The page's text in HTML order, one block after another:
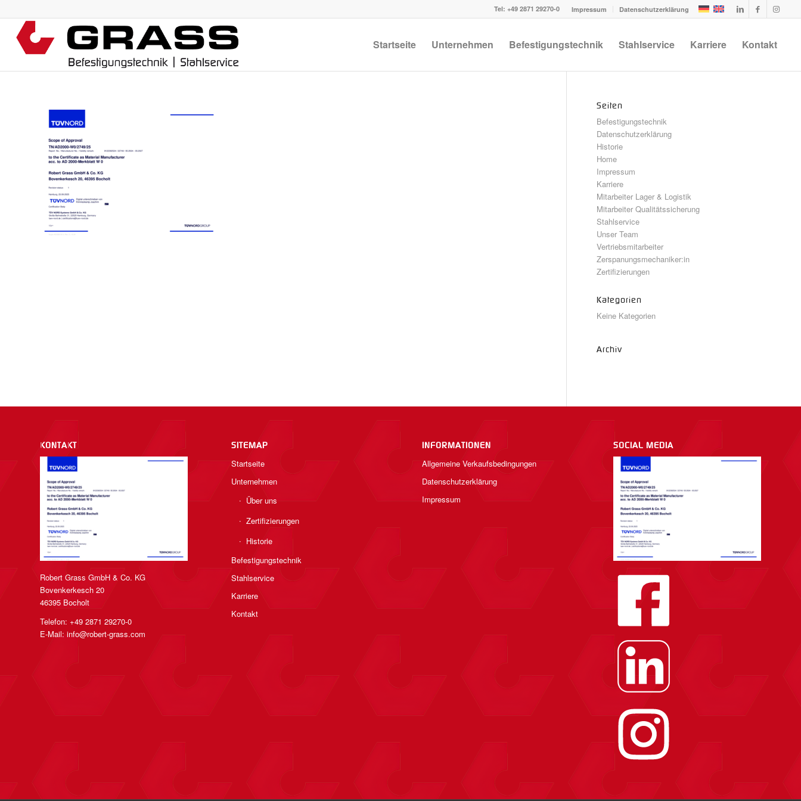
Impressum Datenschutzerklärung
Tel: +49 2871 29270-0
Startseite Unternehmen Befestigungstechnik Stahlservice Karriere Kontakt
Seiten
Befestigungstechnik
Datenschutzerklärung
Historie
Home
Impressum
Karriere
Mitarbeiter Lager & Logistik
Mitarbeiter Qualitätssicherung
Stahlservice
Unser Team
Vertriebsmitarbeiter
Zerspanungsmechaniker:in
Zertifizierungen
Kategorien
Keine Kategorien
Archiv
KONTAKT
Robert Grass GmbH & Co. KG
Bovenkerkesch 20
46395 Bocholt
Telefon: +49 2871 29270-0
E-Mail: info@robert-grass.com
SITEMAP
Startseite
Unternehmen
Über uns
Zertifizierungen
Historie
Befestigungstechnik
Stahlservice
Karriere
Kontakt
INFORMATIONEN
Allgemeine Verkaufsbedingungen
Datenschutzerklärung
Impressum
SOCIAL MEDIA